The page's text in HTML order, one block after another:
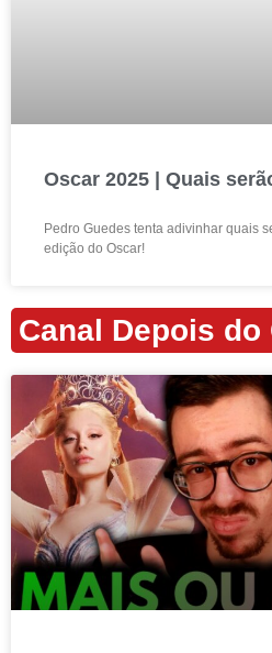
Oscar 2025 | Quais
Pedro Guedes tenta adivinhar quais
edição do Oscar!
Canal Depois do